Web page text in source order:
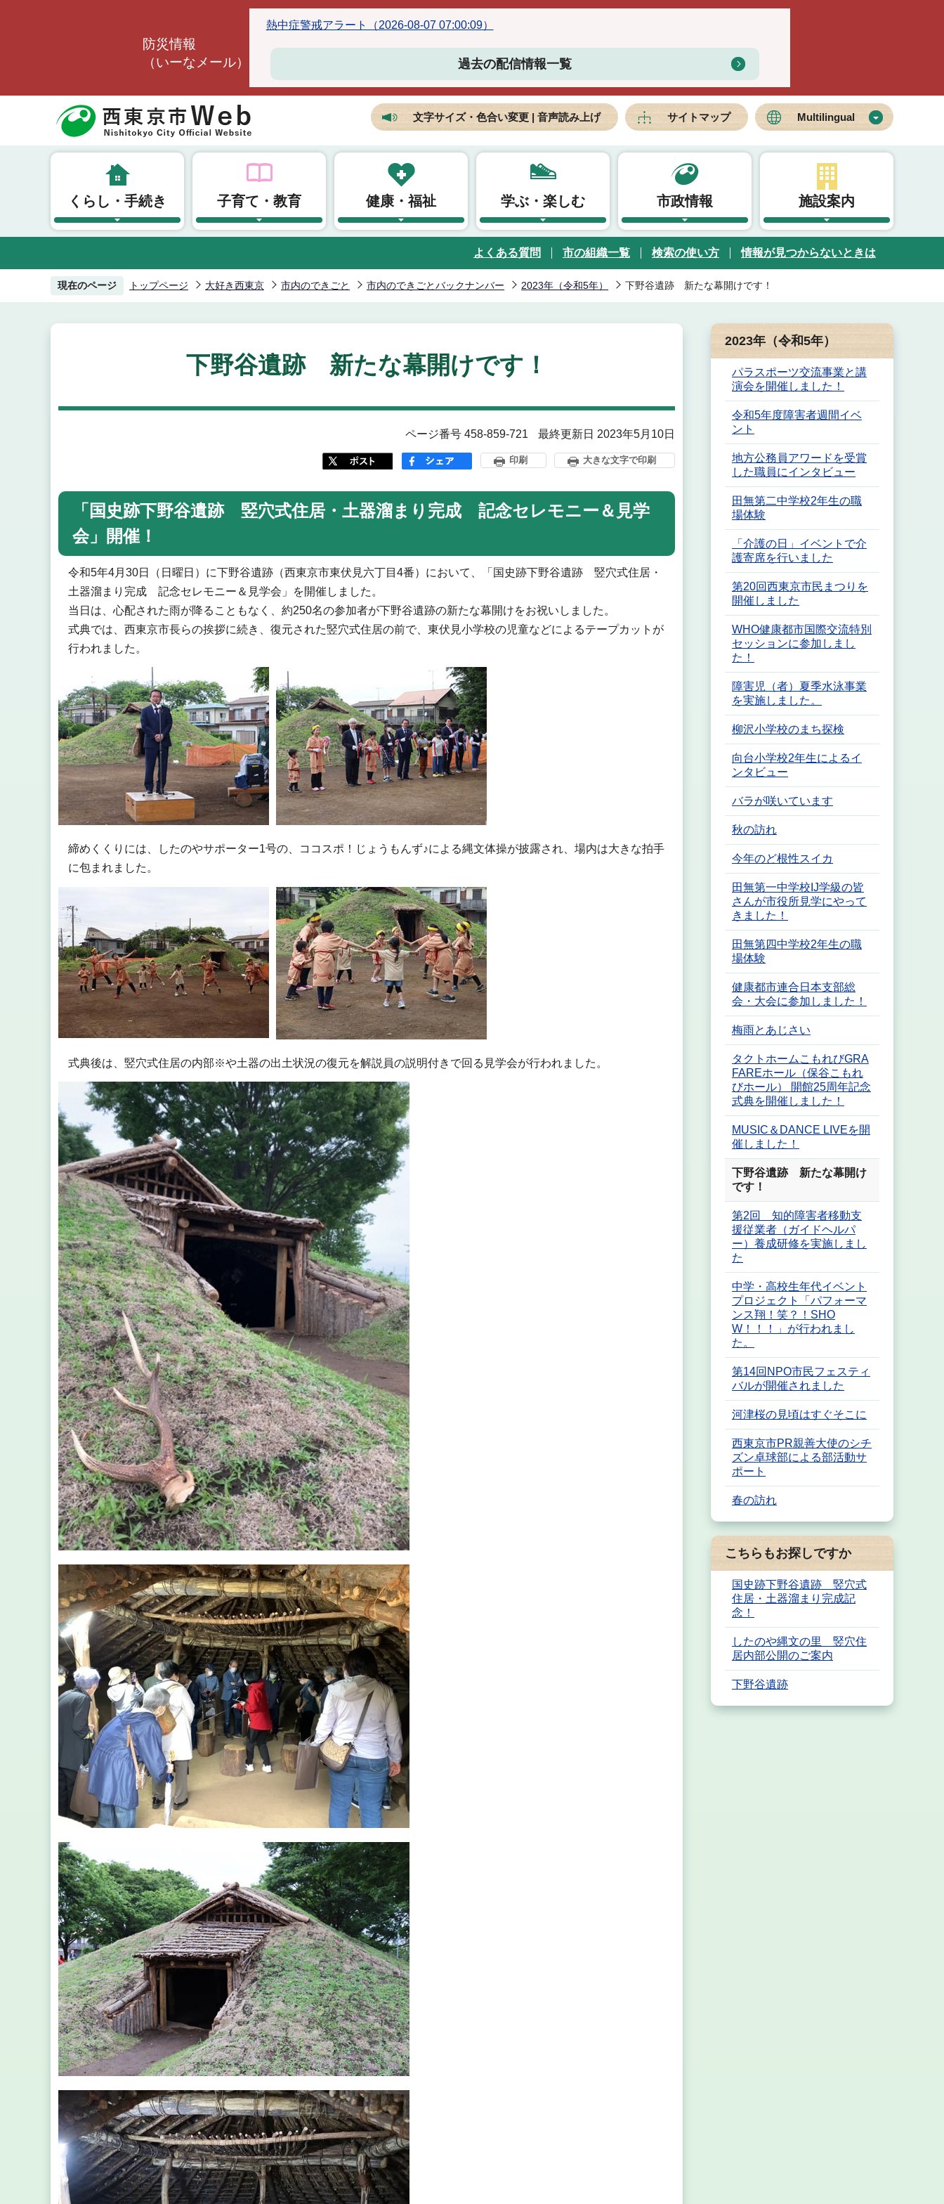
防災情報
（いーなメール）
熱中症警戒アラート（2026-08-07 07:00:09）
過去の配信情報一覧
文字サイズ・色合い変更 | 音声読み上げ サイトマップ Multilingual
くらし・手続き 子育て・教育 健康・福祉 学ぶ・楽しむ 市政情報 施設案内
よくある質問 市の組織一覧 検索の使い方 情報が見つからないときは
現在のページ トップページ 大好き西東京 市内のできごと 市内のできごとバックナンバー 2023年（令和5年） 下野谷遺跡 新たな幕開けです！
下野谷遺跡 新たな幕開けです！
ページ番号 458-859-721 最終更新日 2023年5月10日
印刷 大きな文字で印刷
「国史跡下野谷遺跡 竪穴式住居・土器溜まり完成 記念セレモニー＆見学
会」開催！
令和5年4月30日（日曜日）に下野谷遺跡（西東京市東伏見六丁目4番）において、「国史跡下野谷遺跡 竪穴式住居・
土器溜まり完成 記念セレモニー＆見学会」を開催しました。
当日は、心配された雨が降ることもなく、約250名の参加者が下野谷遺跡の新たな幕開けをお祝いしました。
式典では、西東京市長らの挨拶に続き、復元された竪穴式住居の前で、東伏見小学校の児童などによるテープカットが
行われました。
締めくくりには、したのやサポーター1号の、ココスポ！じょうもんず♪による縄文体操が披露され、場内は大きな拍手
に包まれました。
式典後は、竪穴式住居の内部※や土器の出土状況の復元を解説員の説明付きで回る見学会が行われました。
2023年（令和5年）
パラスポーツ交流事業と講
演会を開催しました！
令和5年度障害者週間イベ
ント
地方公務員アワードを受賞
した職員にインタビュー
田無第二中学校2年生の職
場体験
「介護の日」イベントで介
護寄席を行いました
第20回西東京市民まつりを
開催しました
WHO健康都市国際交流特別
セッションに参加しまし
た！
障害児（者）夏季水泳事業
を実施しました。
柳沢小学校のまち探検
向台小学校2年生によるイ
ンタビュー
バラが咲いています
秋の訪れ
今年のど根性スイカ
田無第一中学校IJ学級の皆
さんが市役所見学にやって
きました！
田無第四中学校2年生の職
場体験
健康都市連合日本支部総
会・大会に参加しました！
梅雨とあじさい
タクトホームこもれびGRA
FAREホール（保谷こもれ
びホール） 開館25周年記念
式典を開催しました！
MUSIC＆DANCE LIVEを開
催しました！
下野谷遺跡 新たな幕開け
です！
第2回 知的障害者移動支
援従業者（ガイドヘルパ
ー）養成研修を実施しまし
た
中学・高校生年代イベント
プロジェクト「パフォーマ
ンス翔！笑？！SHO
W！！！」が行われまし
た。
第14回NPO市民フェスティ
バルが開催されました
河津桜の見頃はすぐそこに
西東京市PR親善大使のシチ
ズン卓球部による部活動サ
ポート
春の訪れ
こちらもお探しですか
国史跡下野谷遺跡 竪穴式
住居・土器溜まり完成記
念！
したのや縄文の里 竪穴住
居内部公開のご案内
下野谷遺跡